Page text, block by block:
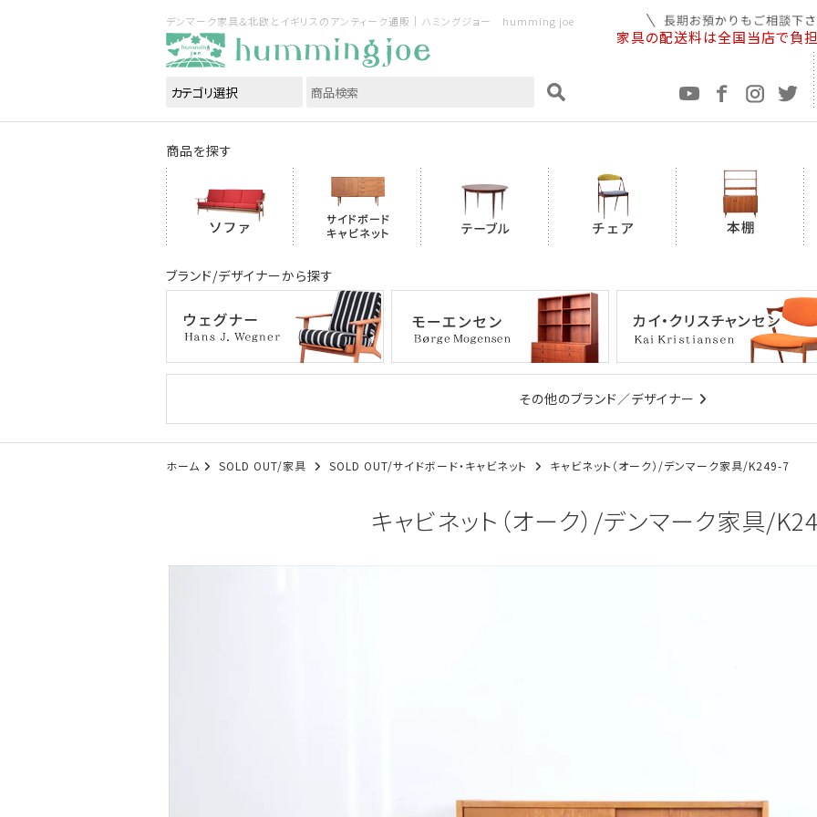
デンマーク家具＆北欧とイギリスのアンティーク通販｜ハミングジョー humming joe
家具の配送料は全国当店で負
商品を探す
ブランド/デザイナーから探す
その他のブランド／デザイナー
ホーム SOLD OUT/家具 SOLD OUT/サイドボード・キャビネット キャビネット（オーク）/デンマーク家具/K249-7
キャビネット（オーク）/デンマーク家具/